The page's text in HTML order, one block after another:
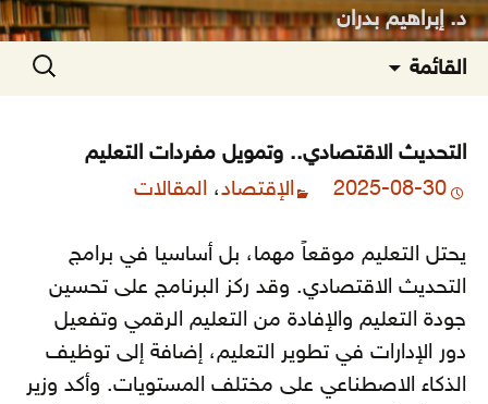
د. إبراهيم بدران
القائمة
إلى
البحث
عن:
التحديث الاقتصادي.. وتمويل مفردات التعليم
2025-08-30
الإقتصاد، المقالات
يحتل التعليم موقعاً مهما، بل أساسيا في برامج
التحديث الاقتصادي. وقد ركز البرنامج على تحسين
جودة التعليم والإفادة من التعليم الرقمي وتفعيل
دور الإدارات في تطوير التعليم، إضافة إلى توظيف
الذكاء الاصطناعي على مختلف المستويات. وأكد وزير